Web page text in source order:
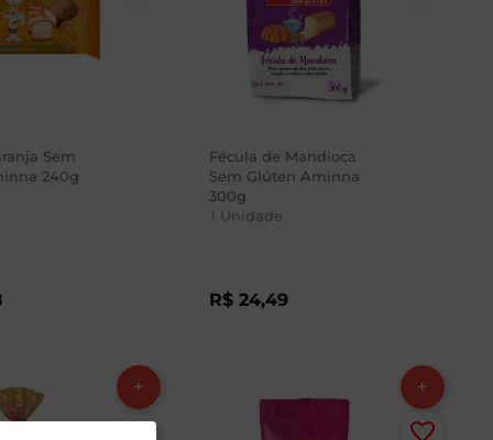
Sem
240g
Fécula de Mandioca
Sem Glúten Aminna
300g
1 Unidade
R$ 24,49